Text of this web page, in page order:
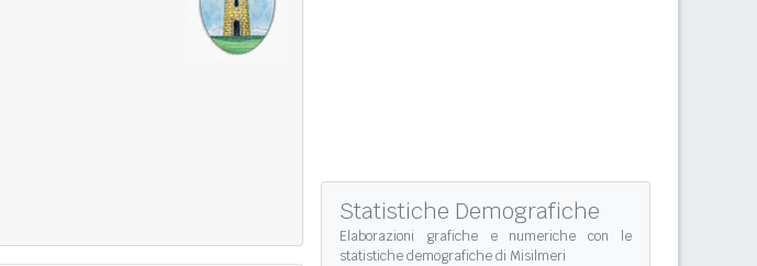
Statistiche Demografiche
Elaborazioni grafiche e numeriche con le
statistiche demografiche di Misilmeri